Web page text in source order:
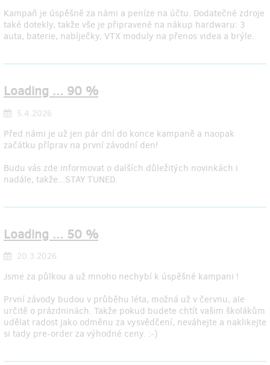
Kampaň je úspěšně za námi a peníze na účtu. Dodatečné zdroje
také dotekly, takže vše je připravené na nákup hardwaru: 3
auta, baterie, nabíječky, VTX moduly na přenos videa a brýle.
Loading ... 90 %
5.4.2026
Před námi je už jen pár dní do konce kampaně a naopak
začátku příprav na první závodní den!
Budu vás zde informovat o dalších důležitých novinkách i
nadále, takže...STAY TUNED.
Loading ... 50 %
20.3.2026
Jsme za půlkou a už mnoho nechybí k úspěšné kampani !
První závody budou v průběhu léta, možná už v červnu, ale
určitě o prázdninách. Takže pokud budete chtít vašim školákům
udělat radost jako odměnu za vysvědčení, neváhejte a naklikejte
si tady pre-order za výhodné ceny. :-)